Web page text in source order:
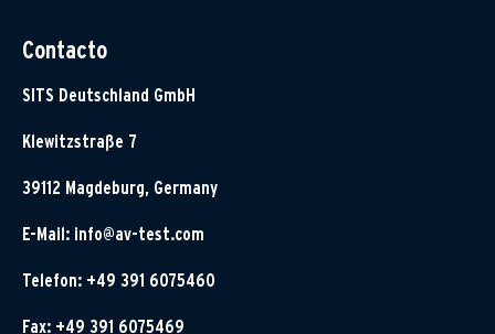
Contacto
SITS Deutschland GmbH
Klewitzstraße 7
39112 Magdeburg, Germany
E-Mail: info@av-test.com
Telefon: +49 391 6075460
Fax: +49 391 6075469